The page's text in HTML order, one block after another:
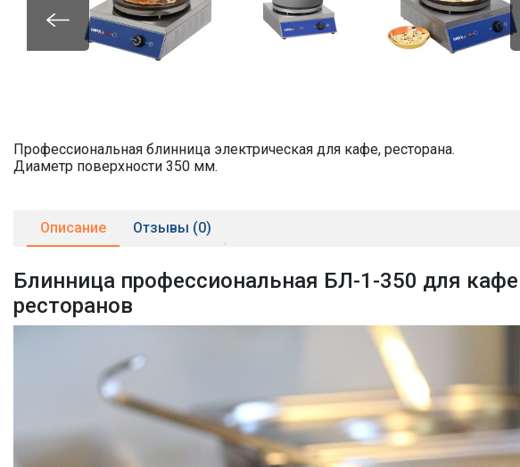
Профессиональная блинница электрическая для кафе, ресторана.
Диаметр поверхности 350 мм.
Описание Отзывы (0)
Блинница профессиональная БЛ-1-350 для
ресторанов